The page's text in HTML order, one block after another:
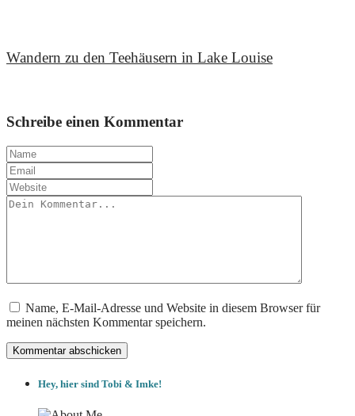
Wandern zu den Teehäusern in Lake Louise
Schreibe einen Kommentar
Name, E-Mail-Adresse und Website in diesem Browser für
meinen nächsten Kommentar speichern.
Hey, hier sind Tobi & Imke!